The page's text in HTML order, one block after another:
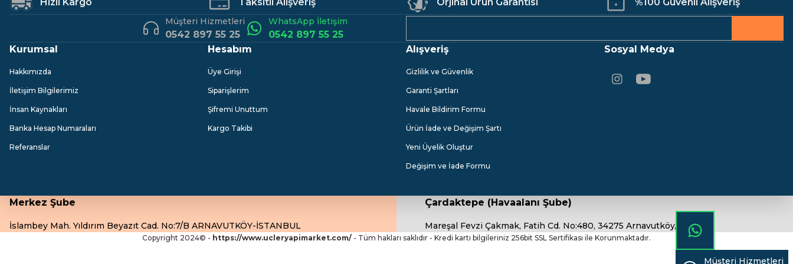
707,31 TL
Dkr SS304 Uzun Havluluk Siyah
3.148,13 TL
Dkr SS304 Halka Havluluk Siyah
2.070,00 TL
Müşteri Hizmetleri
0542 897 55 25
WhatsApp İletişim
0542 897 55 25
Kurumsal
Hakkımızda
İletişim Bilgilerimiz
İnsan Kaynakları
Banka Hesap Numaraları
Referanslar
Hesabım
Üye Girişi
Siparişlerim
Şifremi Unuttum
Kargo Takibi
Alışveriş
Gizlilik ve Güvenlik
Garanti Şartları
Havale Bildirim Formu
Ürün İade ve Değişim Şartı
Yeni Üyelik Oluştur
Değişim ve İade Formu
Sosyal Medya
Merkez Şube
İslambey Mah. Yıldırım Beyazıt Cad. No:7/B ARNAVUTKÖY-İSTANBUL
Çardaktepe (Havaalanı Şube)
Mareşal Fevzi Çakmak, Fatih Cd. No:480, 34275 Arnavutköy/İstanbul
Copyright 2024© - https://www.ucleryapimarket.com/ - Tüm hakları saklıdır - Kredi kartı bilgileriniz 256bit SSL Sertifikası ile Korunmaktadır.
Müşteri Hizmetleri